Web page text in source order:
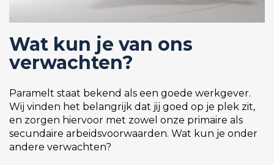
Wat kun je van ons
verwachten?
Paramelt staat bekend als een goede werkgever.
Wij vinden het belangrijk dat jij goed op je plek zit,
en zorgen hiervoor met zowel onze primaire als
secundaire arbeidsvoorwaarden. Wat kun je onder
andere verwachten?